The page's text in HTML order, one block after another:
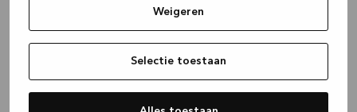
Weigeren
Selectie toestaan
(see the browser console for more
information).